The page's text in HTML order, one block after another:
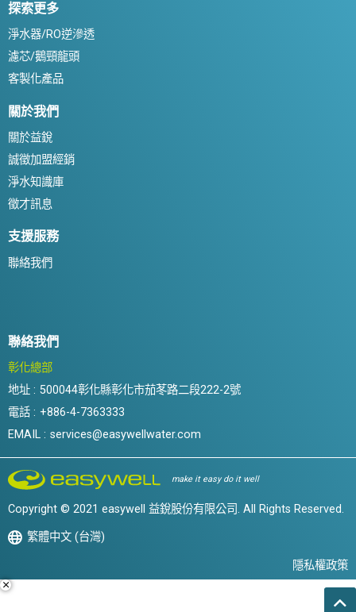
探索更多
淨水器/RO逆滲透
濾芯/鵝頸龍頭
客製化產品
關於我們
關於益銳
誠徵加盟經銷
淨水知識庫
徵才訊息
支援服務
聯絡我們
聯絡我們
彰化總部
地址 : 500044彰化縣彰化市茄苳路二段222-2號
電話 : +886-4-7363333
EMAIL : services@easywellwater.com
make it easy do it well
Copyright © 2021 easywell 益銳股份有限公司. All Rights Reserved.
繁體中文 (台灣)
隱私權政策